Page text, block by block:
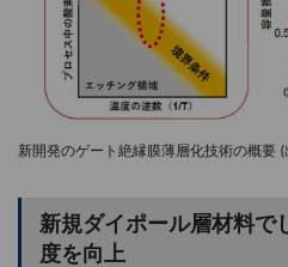
新開発のゲート絶縁膜薄層化技術の概要
新規ダイポール層材料で
度を向上